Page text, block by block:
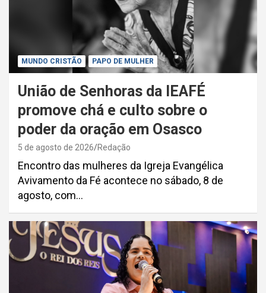
MUNDO CRISTÃO PAPO DE MULHER
União de Senhoras da IEAFÉ
promove chá e culto sobre o
poder da oração em Osasco
5 de agosto de 2026 Redação
Encontro das mulheres da Igreja Evangélica
Avivamento da Fé acontece no sábado, 8 de
agosto, com…